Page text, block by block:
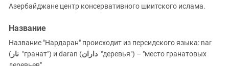
Азербайджане центр консервативного шиитского ислама.
Название
Название "Нардаран" происходит из персидского языка: nar
( نار "гранат") и daran (داران "деревья") – "место гранатовых